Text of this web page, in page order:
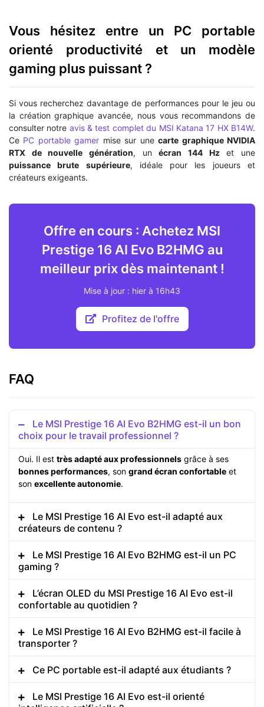
Vous hésitez entre un PC portable
orienté productivité et un modèle
gaming plus puissant ?
Si vous recherchez davantage de performances pour le jeu ou
la création graphique avancée, nous vous recommandons de
consulter notre avis & test complet du MSI Katana 17 HX B14W.
Ce PC portable gamer mise sur unecarte graphique NVIDIA
RTX de nouvelle génération, unécran 144 Hzet une
puissance brute supérieure, idéale pour les joueurs et
créateurs exigeants.
Offre en cours : Achetez MSI
Prestige 16 AI Evo B2HMG au
meilleur prix dès maintenant !
Mise à jour : hier à 16h43
Profitez de l'offre
FAQ
Le MSI Prestige 16 AI Evo B2HMG est-il un bon
choix pour le travail professionnel ?
Oui. Il est très adapté aux professionnels grâce à ses
bonnes performances, son grand écran confortable et
son excellente autonomie.
Le MSI Prestige 16 AI Evo est-il adapté aux
créateurs de contenu ?
Le MSI Prestige 16 AI Evo B2HMG est-il un PC
gaming ?
L’écran OLED du MSI Prestige 16 AI Evo est-il
confortable au quotidien ?
Le MSI Prestige 16 AI Evo B2HMG est-il facile à
transporter ?
Ce PC portable est-il adapté aux étudiants ?
Le MSI Prestige 16 AI Evo est-il orienté